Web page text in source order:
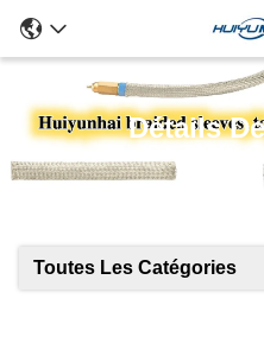
Détails
Toutes Les Catégories